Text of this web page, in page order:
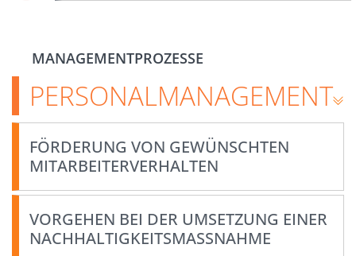
MANAGEMENTPROZESSE
PERSONALMANAGEMENT
FÖRDERUNG VON GEWÜNSCHTEN
MITARBEITERVERHALTEN
VORGEHEN BEI DER UMSETZUNG EINER
NACHHALTIGKEITSMASSNAHME